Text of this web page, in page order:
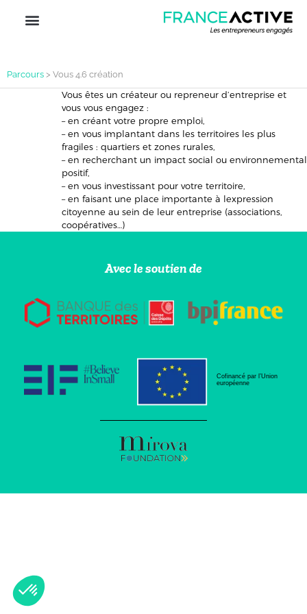
Parcours > Vous 4.6 création
Vous êtes un créateur ou repreneur d’entreprise et
vous vous engagez :
– en créant votre propre emploi,
– en vous implantant dans les territoires les plus
fragiles : quartiers et zones rurales,
– en recherchant un impact social ou environnemental
positif,
– en vous investissant pour votre territoire,
– en faisant une place importante à lexpression
citoyenne au sein de leur entreprise (associations,
coopératives…)
Avec le soutien de
Cofinancé par l’Union
européenne